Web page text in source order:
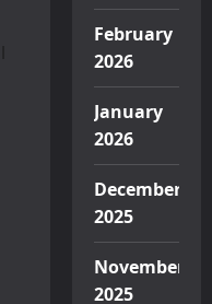
February
2026
January
2026
December
2025
November
2025